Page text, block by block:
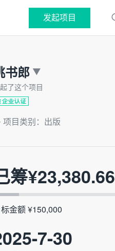
发起项目
书郎
了这个项目
项目类别：出版
筹¥23,380.66
金额 ¥150,000
7-30